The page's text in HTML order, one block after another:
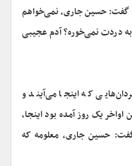
گفت: حسین جاری، نمی‌خواهم
به دردت نمی‌خوره؟ آدم عجیبی
که اینجا می‌آیند و
یک روز آمده بود اینجا،
حسین جاری، معلومه که